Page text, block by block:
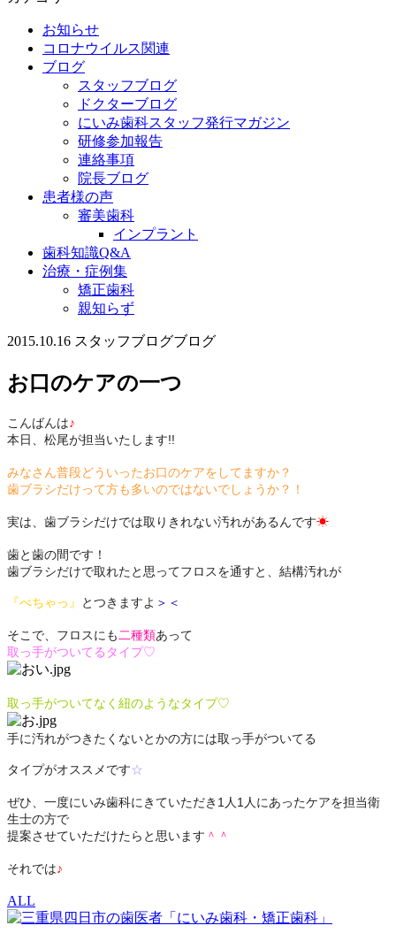
お知らせ
コロナウイルス関連
ブログ
スタッフブログ
ドクターブログ
にいみ歯科スタッフ発行マガジン
研修参加報告
連絡事項
院長ブログ
患者様の声
審美歯科
インプラント
歯科知識Q&A
治療・症例集
矯正歯科
親知らず
2015.10.16 スタッフブログブログ
お口のケアの一つ
こんばんは♪
本日、松尾が担当いたします!!
みなさん普段どういったお口のケアをしてますか？
歯ブラシだけって方も多いのではないでしょうか？！
実は、歯ブラシだけでは取りきれない汚れがあるんです☀
歯と歯の間です！
歯ブラシだけで取れたと思ってフロスを通すと、 結構汚れが
『べちゃっ』 とつきますよ ＞＜
そこで、フロスにも 二種類あって
取っ手がついてるタイプ♡
取っ手がついてなく紐のようなタイプ♡
手に汚れがつきたくないとかの方には取っ手がついてる
タイプがオススメです☆
ぜひ、一度にいみ歯科にきていただき1人1人にあったケアを担当衛
生士の方で
提案させていただけたらと思います ＾＾
それでは♪
ALL